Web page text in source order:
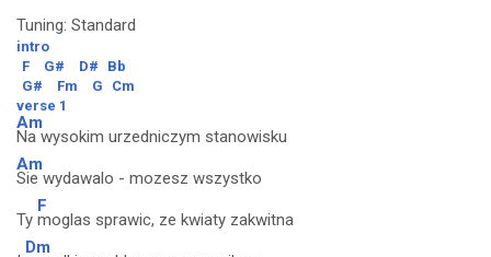
Tuning: Standard
intro
F
G# D#
Bb
G#
Fm G
Cm
verse 1
Am
Na wysokim urzedniczym stanowisku
Am
Sie wydawalo - mozesz wszystko
Ty
F
moglas sprawic, ze kwiaty zakwitna
Dm